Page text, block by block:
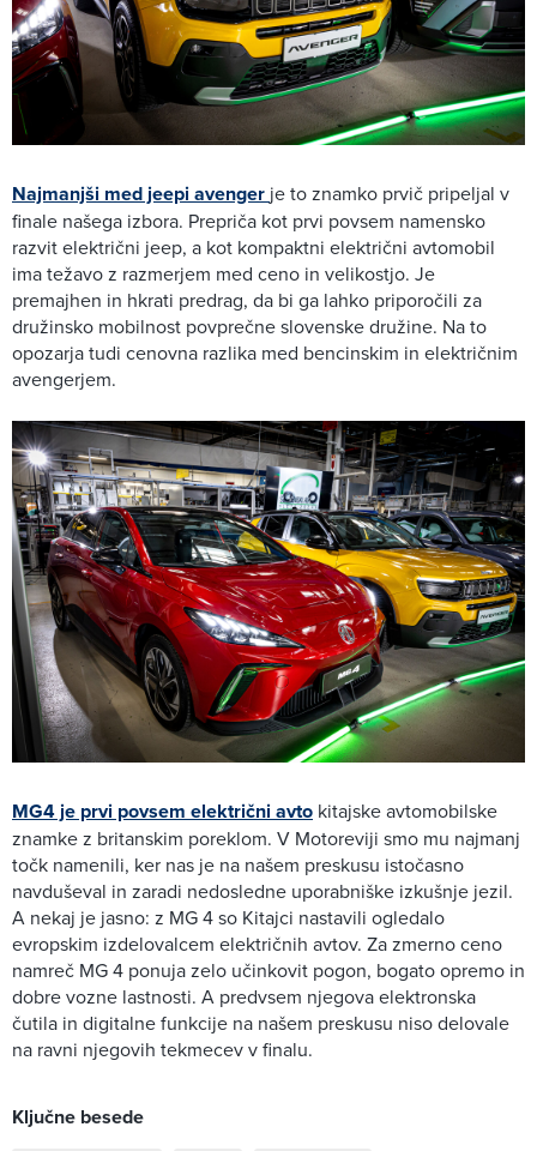
Najmanjši med jeepi avenger je to znamko prvič pripeljal v
finale našega izbora. Prepriča kot prvi povsem namensko
razvit električni jeep, a kot kompaktni električni avtomobil
ima težavo z razmerjem med ceno in velikostjo. Je
premajhen in hkrati predrag, da bi ga lahko priporočili za
družinsko mobilnost povprečne slovenske družine. Na to
opozarja tudi cenovna razlika med bencinskim in električnim
avengerjem.
MG4 je prvi povsem električni avto kitajske avtomobilske
znamke z britanskim poreklom. V Motoreviji smo mu najmanj
točk namenili, ker nas je na našem preskusu istočasno
navduševal in zaradi nedosledne uporabniške izkušnje jezil.
A nekaj je jasno: z MG 4 so Kitajci nastavili ogledalo
evropskim izdelovalcem električnih avtov. Za zmerno ceno
namreč MG 4 ponuja zelo učinkovit pogon, bogato opremo in
dobre vozne lastnosti. A predvsem njegova elektronska
čutila in digitalne funkcije na našem preskusu niso delovale
na ravni njegovih tekmecev v finalu.
Ključne besede